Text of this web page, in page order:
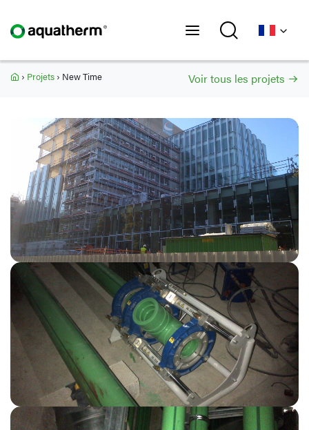
Accueil
› Projets › New Time Voir tous les projets